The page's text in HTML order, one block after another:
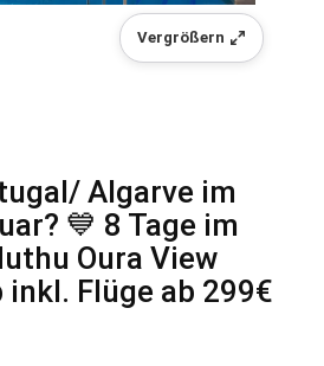
Vergrößern
Algarve im
💙 8 Tage im
Oura View
inkl. Flüge ab 299€